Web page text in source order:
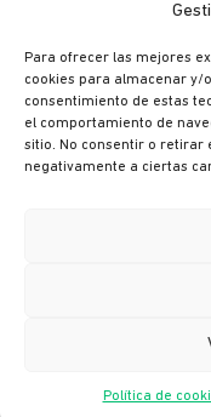
Para ofrecer las mejores
cookies para almacenar y/
consentimiento de estas
el comportamiento de
sitio. No consentir o retirar
negativamente a ciertas
Política de